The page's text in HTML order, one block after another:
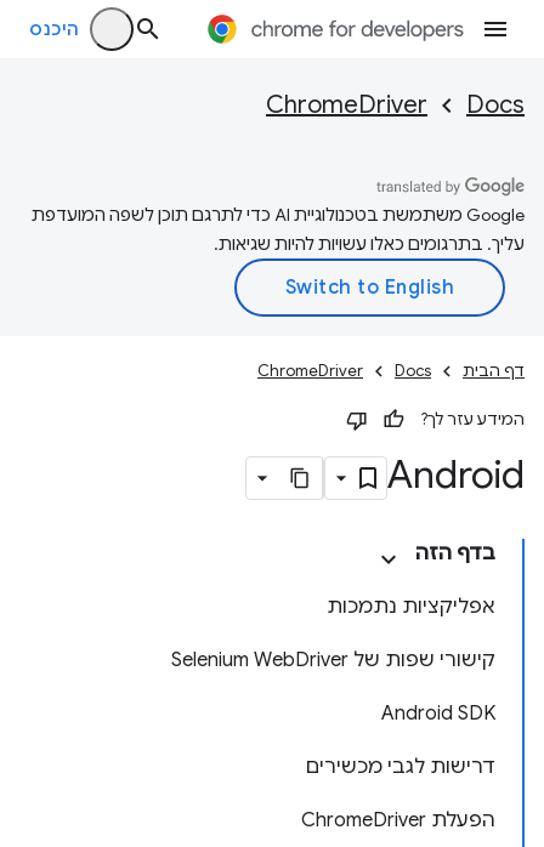
היכנס
Docs
ChromeDriver
‫Google משתמשת בטכנולוגיית AI כדי לתרגם תוכן לשפה המועדפת
עליך. בתרגומים כאלו עשויות להיות שגיאות.
דף הבית Docs
ChromeDriver
המידע עזר לך?
Android
בדף הזה
אפליקציות נתמכות
קישורי שפות של Selenium WebDriver
Android SDK
דרישות לגבי מכשירים
הפעלת ChromeDriver